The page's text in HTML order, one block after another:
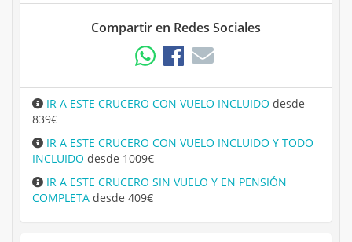
Compartir en Redes Sociales
IR A ESTE CRUCERO CON VUELO INCLUIDO desde
839€
IR A ESTE CRUCERO CON VUELO INCLUIDO Y TODO
INCLUIDO desde 1009€
IR A ESTE CRUCERO SIN VUELO Y EN PENSIÓN
COMPLETA desde 409€